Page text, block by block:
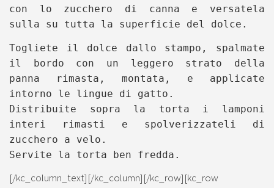
con lo zucchero di canna e versatela
sulla su tutta la superficie del dolce.
Togliete il dolce dallo stampo, spalmate
il bordo con un leggero strato della
panna rimasta, montata, e applicate
intorno le lingue di gatto.
Distribuite sopra la torta i lamponi
interi rimasti e spolverizzateli di
zucchero a velo.
Servite la torta ben fredda.
[/kc_column_text][/kc_column][/kc_row][kc_row